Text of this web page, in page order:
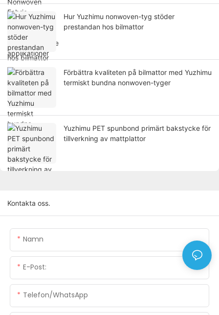
Hur Yuzhimu nonwoven-tyg stöder
prestandan hos bilmattor
Förbättra kvaliteten på bilmattor med Yuzhimu
termiskt bundna nonwoven-tyger
Yuzhimu PET spunbond primärt bakstycke för
tillverkning av mattplattor
Kontakta oss.
Namn
E-Post:
Telefon/WhatsApp